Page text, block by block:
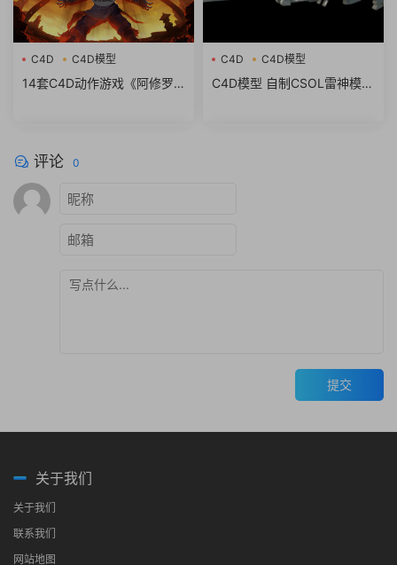
C4D C4D模型
14套C4D动作游戏《阿修罗
C4D C4D模型
C4D模型 自制CSOL雷神模型
评论 0
提交
关于我们
关于我们
联系我们
网站地图